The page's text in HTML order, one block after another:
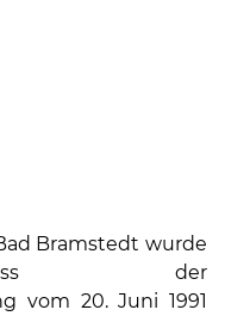
Bramstedt wurde
der
vom 20. Juni 1991